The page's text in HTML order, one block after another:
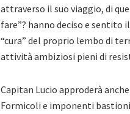
attraverso il suo viaggio, di
fare”? hanno deciso e sentito
“cura” del proprio lembo di
attività ambiziosi pieni di
Capitan Lucio approderà
Formicoli e imponenti